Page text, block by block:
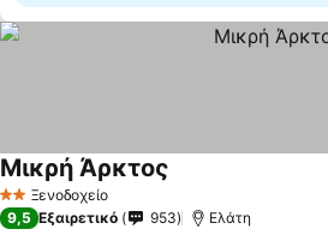
2 ΑστέριαΞενοδοχείο
Μικρή Άρκτος
9,5 Εξαιρετικό 953 Ελάτη